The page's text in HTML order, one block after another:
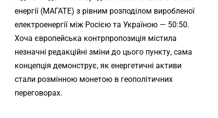
енергії (МАГАТЕ) з рівним розподілом виробленої
електроенергії між Росією та Україною — 50:50.
Хоча європейська контрпропозиція містила
незначні редакційні зміни до цього пункту, сама
концепція демонструє, як енергетичні активи
стали розмінною монетою в геополітичних
переговорах.